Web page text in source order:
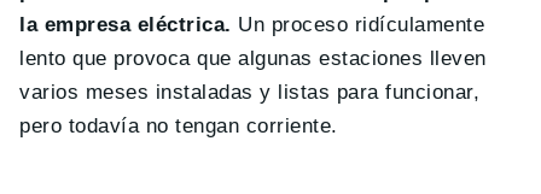
la empresa eléctrica. Un proceso ridículamente
lento que provoca que algunas estaciones lleven
varios meses instaladas y listas para funcionar,
pero todavía no tengan corriente.